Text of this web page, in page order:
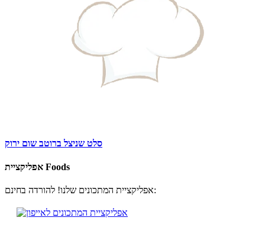
סלט שניצל ברוטב שום ירוק
אפליקציית Foods
אפליקציית המתכונים שלנו! להורדה בחינם: